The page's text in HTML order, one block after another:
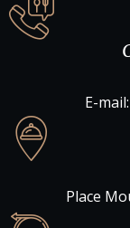
E-
Place